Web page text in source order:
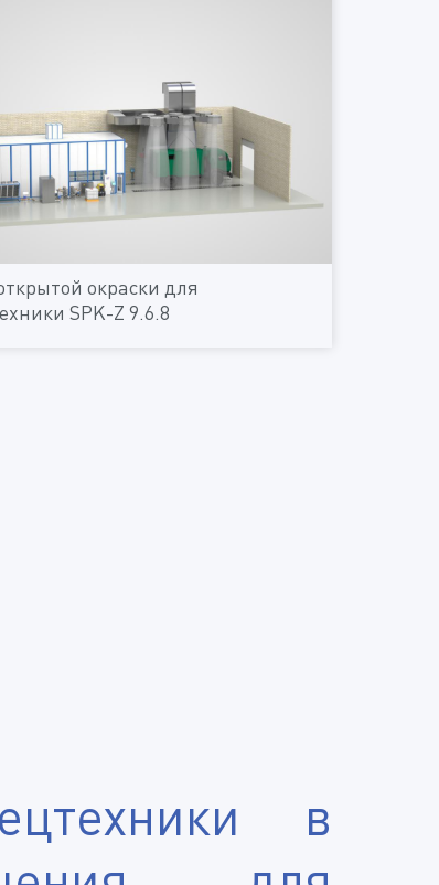
окраски для
SPK-Z 9.6.8
в